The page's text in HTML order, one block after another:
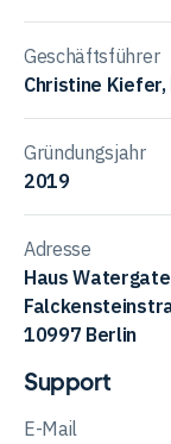
Geschäftsführer
Christine Kiefer,
Gründungsjahr
2019
Adresse
Haus Watergate
10997 Berlin
Support
E-Mail